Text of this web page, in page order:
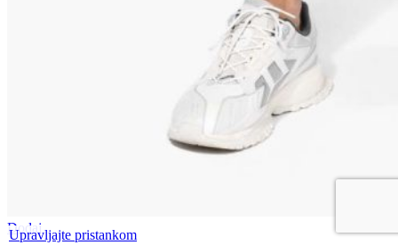
Dodaj
Upravljajte pristankom